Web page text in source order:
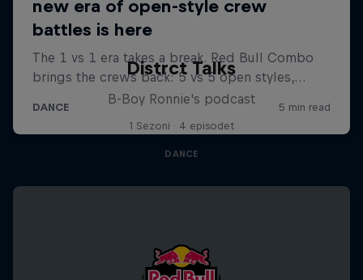
Distrct Talks
B-Boy Ronnie's podcast
1 Sezoni · 4 episodet
DANCE